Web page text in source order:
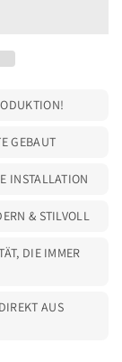
GEBAUT
INSTALLATION
& STILVOLL
DIE IMMER
AUS